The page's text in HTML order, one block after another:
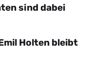
sind dabei
Holten bleibt